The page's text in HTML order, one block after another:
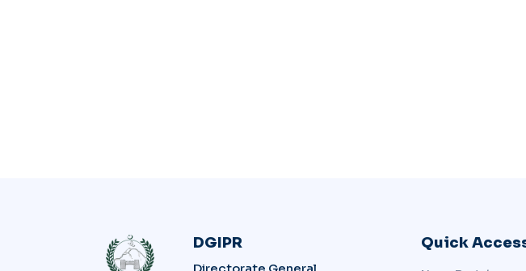
DGIPR Quick